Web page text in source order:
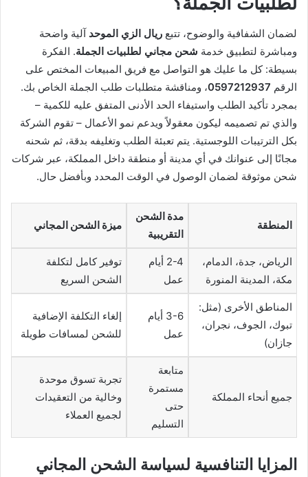
لضمان الشفافية والوضوح، تتبع ريال الزي الموحد آلية واضحة
ومباشرة لتطبيق خدمة شحن مجاني لطلبيات الجملة. الفكرة
بسيطة: كل ما عليك هو التواصل مع فريق المبيعات المختص على
الرقم 0597212937، ومناقشة متطلبات طلب الجملة الخاص بك.
بمجرد تأكيد الطلب واستيفاء الحد الأدنى المتفق عليه للكمية –
والذي تم تصميمه ليكون معقولاً ويدعم نمو الأعمال – تقوم الشركة
بكل الترتيبات اللوجستية. يتم تعبئة الطلب وتغليفه بدقة، ثم شحنه
مجانًا إلى عنوانك في أي مدينة أو منطقة داخل المملكة، عبر شركات
شحن موثوقة لضمان الوصول في الوقت المحدد وبأفضل حال.
المنطقة
مدة الشحن
التقريبية
ميزة الشحن المجاني
الرياض، جدة، الدمام،
مكة، المدينة المنورة
2-4 أيام
عمل
توفير كامل لتكلفة
الشحن السريع
المناطق الأخرى (مثل:
تبوك، الجوف، نجران،
جازان)
3-6 أيام
عمل
إلغاء التكلفة الإضافية
للشحن لمسافات طويلة
جميع أنحاء المملكة
متابعة
مستمرة
حتى
التسليم
تجربة تسوق موحدة
وخالية من التعقيدات
لجميع العملاء
المزايا التنافسية لسياسة الشحن المجاني